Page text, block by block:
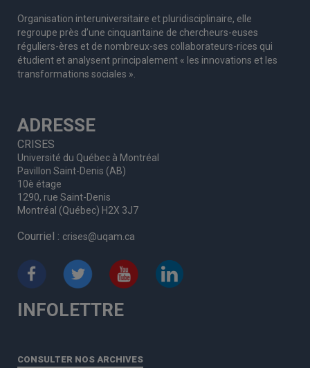
Organisation interuniversitaire et pluridisciplinaire, elle
regroupe près d’une cinquantaine de chercheurs-euses
réguliers-ères et de nombreux-ses collaborateurs-rices qui
étudient et analysent principalement « les innovations et les
transformations sociales ».
ADRESSE
CRISES
Université du Québec à Montréal
Pavillon Saint-Denis (AB)
10è étage
1290, rue Saint-Denis
Montréal (Québec) H2X 3J7
Courriel : crises@uqam.ca
INFOLETTRE
CONSULTER NOS ARCHIVES